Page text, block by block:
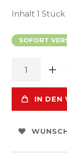
Inhalt 1 Stück
SOFORT
IN DEN